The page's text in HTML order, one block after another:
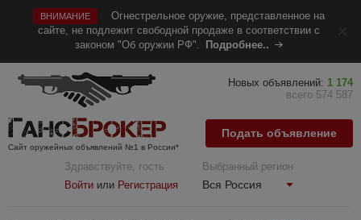
ВНИМАНИЕ
Огнестрельное оружие, представленное на
сайте, не подлежит свободной продаже в соответствии с
законом "Об оружии РФ".
Подробнее..
Сайт оружейных объявлений №1 в России*
Здравствуйте, гость
Войти или Регистрация
Выбранный регион
Вся Россия
Новых объявлений: 1 174
всего 574 587
Подать объявление